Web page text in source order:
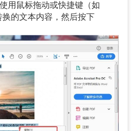
用鼠标拖动或快捷键（如
的文本内容，然后按下